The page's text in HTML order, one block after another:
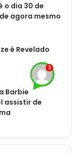
sanitária no
completo,
potente.
de limpeza, é
que
e
15 dias para
não é
uma flanela e
o dia 30 de
agora mesmo
é Revelado
Barbie
assistir de